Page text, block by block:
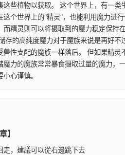
这些植物以获取。 这个世界上，有一
这个世界上的“精灵”，也能利用魔力
而精灵则可以将摄取到的魔力稳定保
存的高纯度魔力对于魔族来说是再好
兽性支配的魔族一样落后。 但如果精
魔力的魔族常常暴食摄取过量的魔力
心谨慎。
】
走，建議可以從右邊跳下去